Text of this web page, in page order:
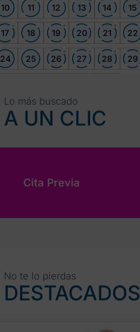
10 11 12 13 14 15
17
+
18 19
+
20 21
+
22
24 25 26
+
27
+
28
+
29
Lo más buscado
A UN CLIC
Cita Previa
No te lo pierdas
DESTACADOS